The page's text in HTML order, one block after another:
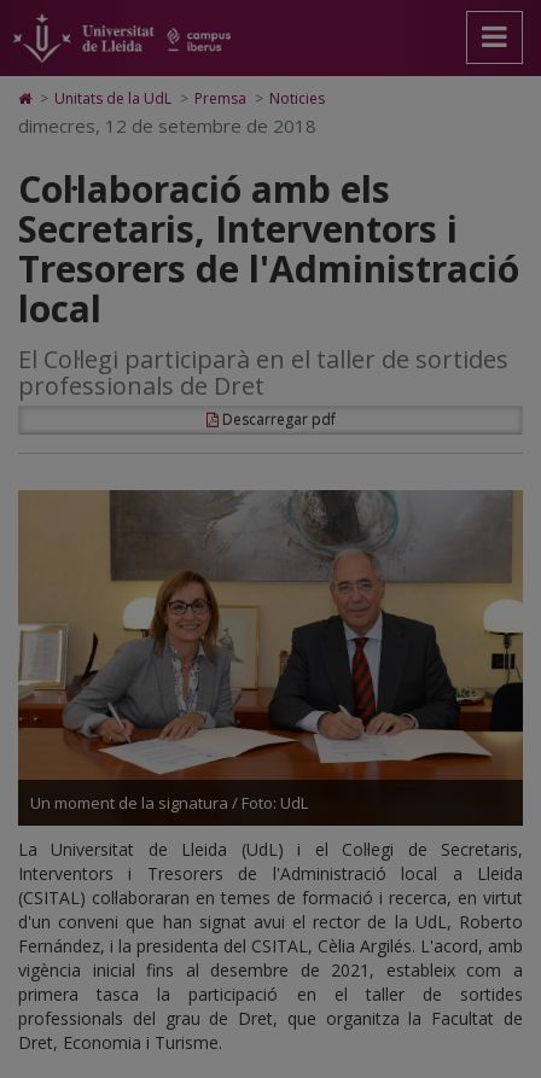
Col·laboració
amb
els
Secretaris,
Interventors
Tresorers
de
l'Administració
local
pàgina
principal.
Universitat
Lleida
contingut
principal
Mapa
Web.
Universitat
Cerca
Accessibilitat.
Universitat
Lleida
Icono
de
Home
ir
a
la
página
de
inicio
> Unitats de la UdL > Premsa > Noticies
dimecres, 12 de setembre de 2018
Col·laboració amb els
Secretaris, Interventors i
Tresorers de l'Administració
local
El Col·legi participarà en el taller de sortides
professionals de Dret
Descarregar pdf
Un moment de la signatura / Foto: UdL
La Universitat de Lleida (UdL) i el Col·legi de Secretaris,
Interventors i Tresorers de l'Administració local a Lleida
(CSITAL) col·laboraran en temes de formació i recerca, en virtut
d'un conveni que han signat avui el rector de la UdL, Roberto
Fernández, i la presidenta del CSITAL, Cèlia Argilés. L'acord, amb
vigència inicial fins al desembre de 2021, estableix com a
primera tasca la participació en el taller de sortides
professionals del grau de Dret, que organitza la Facultat de
Dret, Economia i Turisme.